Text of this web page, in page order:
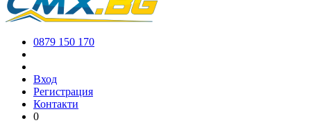
0879 150 170
Вход
Регистрация
Контакти
0